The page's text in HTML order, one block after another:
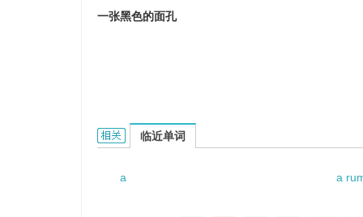
一张黑色的面孔
a muddy complexion的相关资料：
临近单词
a a